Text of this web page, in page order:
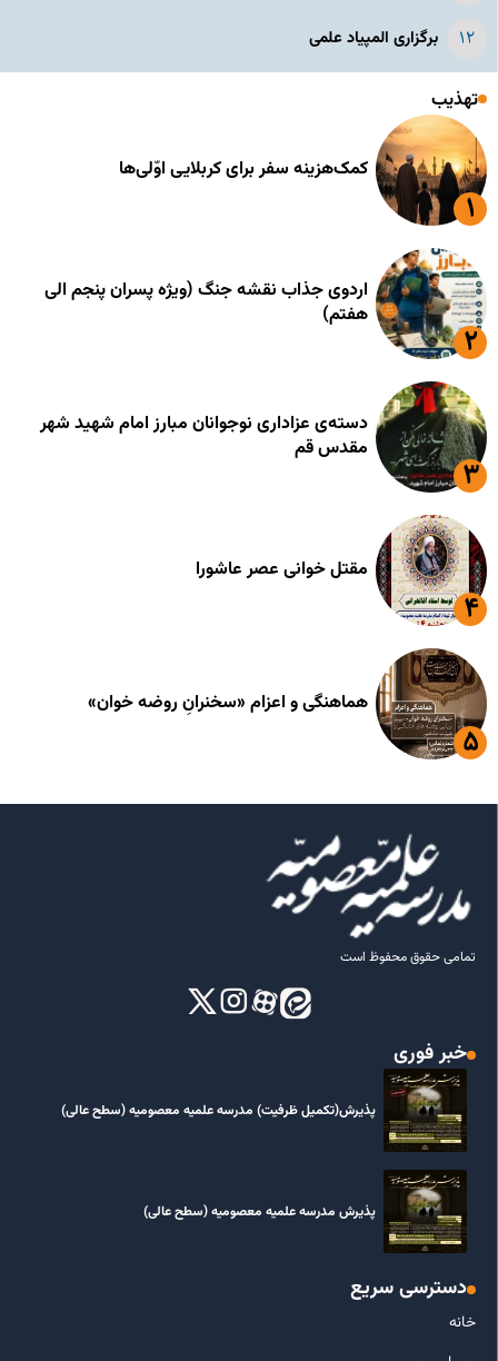
برگزاری المپیاد علمی
تهذیب
کمک‌هزینه سفر برای کربلایی اوّلی‌ها
اردوی جذاب نقشه جنگ (ویژه پسران پنجم الی
هفتم)
دسته‌ی عزاداری نوجوانان مبارز امام شهید شهر
مقدس قم
مقتل خوانی عصر عاشورا
هماهنگی و اعزام «سخنرانِ روضه خوان»
تمامی حقوق محفوظ است
خبر فوری
پذیرش(تکمیل ظرفیت) مدرسه علمیه معصومیه‌ (سطح عالی)
پذیرش مدرسه علمیه معصومیه‌ (سطح عالی)
دسترسی سریع
خانه